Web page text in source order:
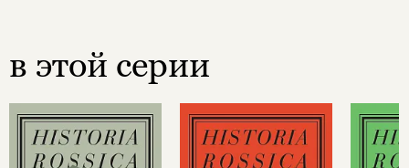
в этой серии